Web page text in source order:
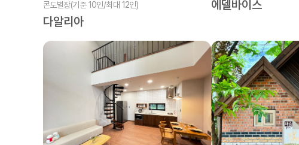
콘도별장(기준 10인/최대 12인)
다알리아
에델바이스